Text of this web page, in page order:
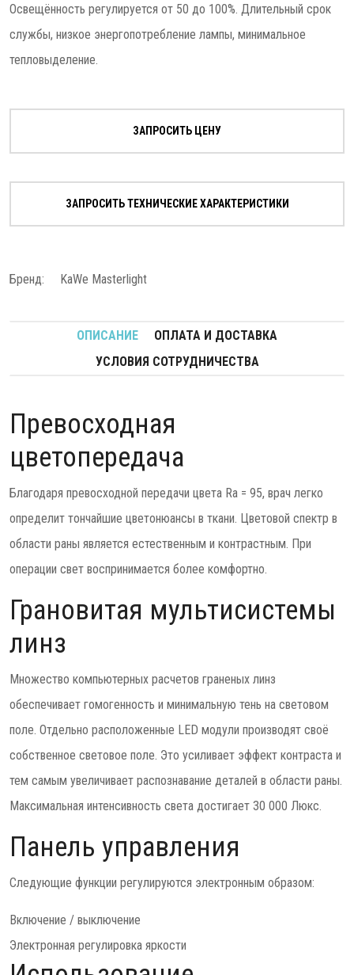
Освещённость регулируется от 50 до 100%. Длительный срок
службы, низкое энергопотребление лампы, минимальное
тепловыделение.
ЗАПРОСИТЬ ЦЕНУ
ЗАПРОСИТЬ ТЕХНИЧЕСКИЕ ХАРАКТЕРИСТИКИ
Бренд: KaWe Masterlight
ОПИСАНИЕ
ОПЛАТА И ДОСТАВКА
УСЛОВИЯ СОТРУДНИЧЕСТВА
Превосходная
цветопередача
Благодаря превосходной передачи цвета Ra = 95, врач легко
определит тончайшие цветонюансы в ткани. Цветовой спектр в
области раны является естественным и контрастным. При
операции свет воспринимается более комфортно.
Грановитая мультисистемы
линз
Множество компьютерных расчетов граненых линз
обеспечивает гомогенность и минимальную тень на световом
поле. Отдельно расположенные LED модули производят своё
собственное световое поле. Это усиливает эффект контраста и
тем самым увеличивает распознавание деталей в области раны.
Максимальная интенсивность света достигает 30 000 Люкс.
Панель управления
Следующие функции регулируются электронным образом:
Включение / выключение
Электронная регулировка яркости